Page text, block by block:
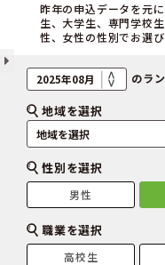
昨年の申込データを元
生、大学生、専門学校
性、女性の性別でお選び
のラ
地域を選択
性別を選択
男性
職業を選択
高校生